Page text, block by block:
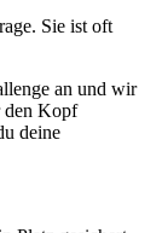
Sie ist oft
an und wir
den Kopf
deine